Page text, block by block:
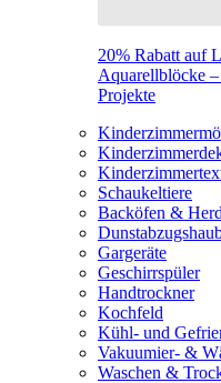
20% Rabatt auf
Aquarellblöcke
Projekte
Schaukeltiere
Backöfen &
Gargeräte
Geschirrspüler
Handtrockner
Kochfeld
Kühl- und
Vakuumier- &
Waschen &